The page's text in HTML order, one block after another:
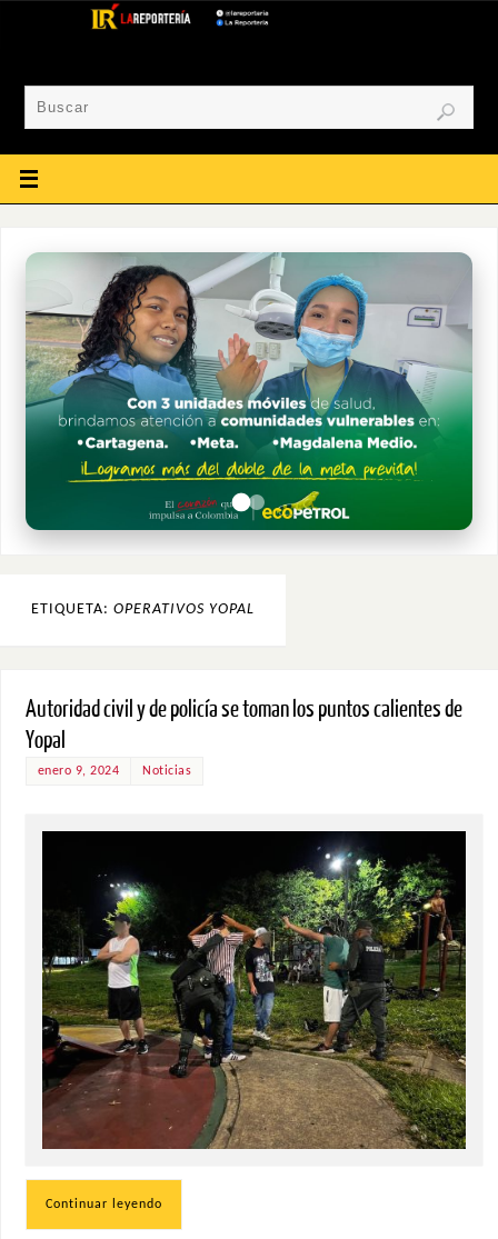
ETIQUETA: OPERATIVOS YOPAL
Autoridad civil y de policía se toman los puntos calientes de
Yopal
enero 9, 2024 Noticias
Continuar leyendo